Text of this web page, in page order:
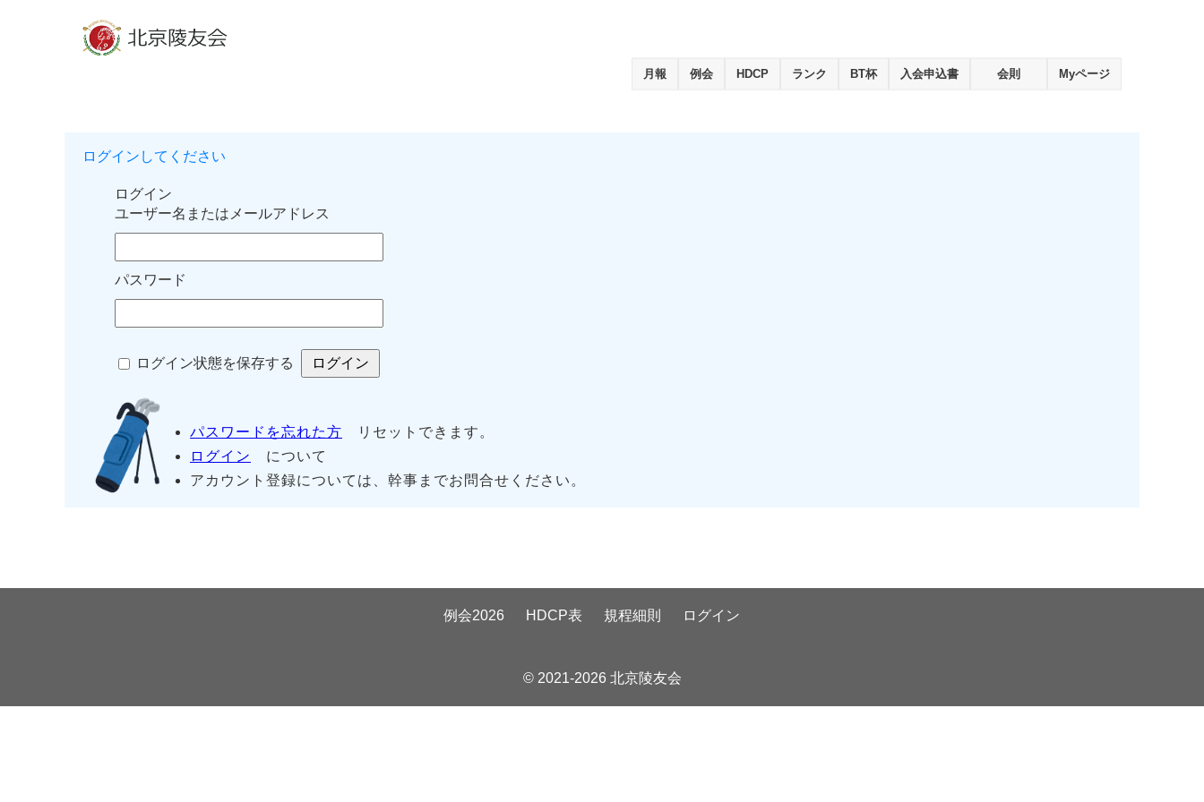
月報 例会 HDCP ランク BT杯 入会申込書 会則 Myページ
ログインしてください
ログイン
ユーザー名またはメールアドレス
パスワード
ログイン状態を保存する
パスワードを忘れた方 リセットできます。
ログイン
について
アカウント登録については、幹事までお問合せください。
例会2026 HDCP表 規程細則 ログイン
© 2021-2026 北京陵友会